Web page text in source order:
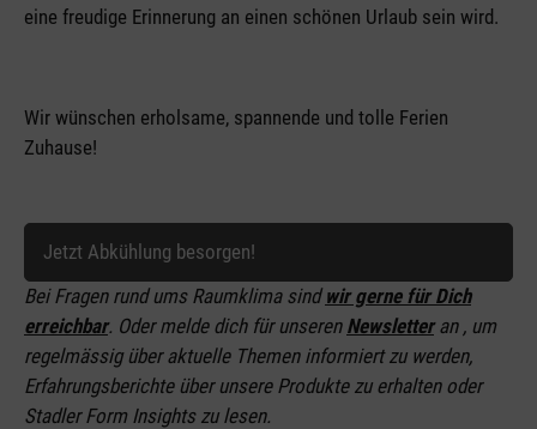
eine freudige Erinnerung an einen schönen Urlaub sein wird.
Wir wünschen erholsame, spannende und tolle Ferien
Zuhause!
Jetzt Abkühlung besorgen!
Bei Fragen rund ums Raumklima sind wir gerne für Dich
erreichbar. Oder melde dich für unseren Newsletteran , um
regelmässig über aktuelle Themen informiert zu werden,
Erfahrungsberichte über unsere Produkte zu erhalten oder
Stadler Form Insights zu lesen.